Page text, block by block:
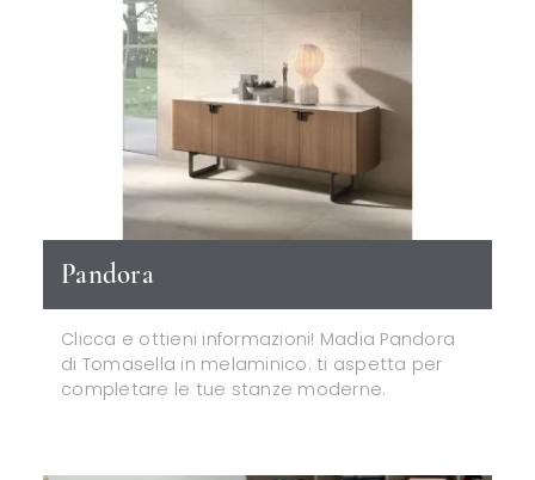
Pandora
Clicca e ottieni informazioni! Madia Pandora
di Tomasella in melaminico: ti aspetta per
completare le tue stanze moderne.